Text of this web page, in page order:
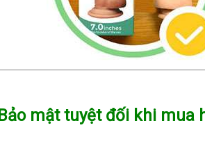
Bảo mật tuyệt đối khi mua